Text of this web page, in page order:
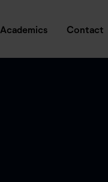
Academics Contact